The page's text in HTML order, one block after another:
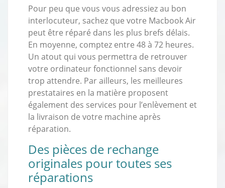
Pour peu que vous vous adressiez au bon
interlocuteur, sachez que votre Macbook Air
peut être réparé dans les plus brefs délais.
En moyenne, comptez entre 48 à 72 heures.
Un atout qui vous permettra de retrouver
votre ordinateur fonctionnel sans devoir
trop attendre. Par ailleurs, les meilleures
prestataires en la matière proposent
également des services pour l’enlèvement et
la livraison de votre machine après
réparation.
Des pièces de rechange
originales pour toutes ses
réparations